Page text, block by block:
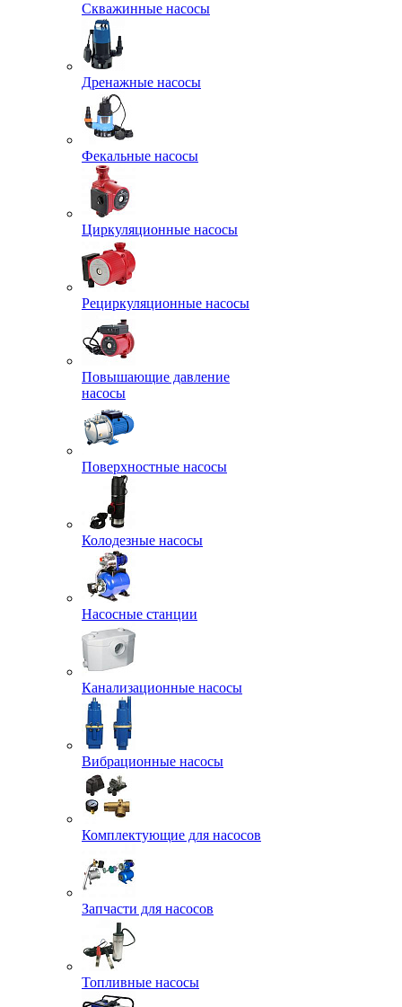
Скважинные насосы
Дренажные насосы
Фекальные насосы
Циркуляционные насосы
Рециркуляционные насосы
Повышающие давление
насосы
Поверхностные насосы
Колодезные насосы
Насосные станции
Канализационные насосы
Вибрационные насосы
Комплектующие для насосов
Запчасти для насосов
Топливные насосы